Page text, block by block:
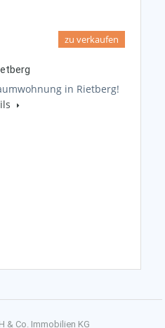
zu verkaufen
in Rietberg!
& Co. Immobilien KG